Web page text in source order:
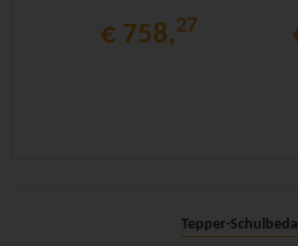
€ 758,27
Tepper-